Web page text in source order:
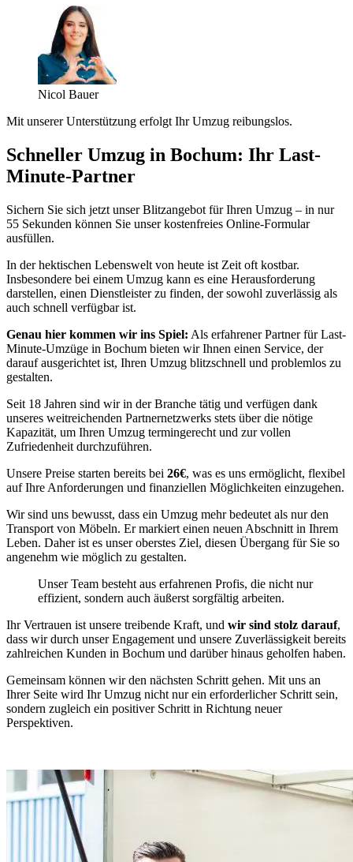
Nicol Bauer
Mit unserer Unterstützung erfolgt Ihr Umzug reibungslos.
Schneller Umzug in Bochum: Ihr Last-
Minute-Partner
Sichern Sie sich jetzt unser Blitzangebot für Ihren Umzug – in nur
55 Sekunden können Sie unser kostenfreies Online-Formular
ausfüllen.
In der hektischen Lebenswelt von heute ist Zeit oft kostbar.
Insbesondere bei einem Umzug kann es eine Herausforderung
darstellen, einen Dienstleister zu finden, der sowohl zuverlässig als
auch schnell verfügbar ist.
Genau hier kommen wir ins Spiel: Als erfahrener Partner für Last-
Minute-Umzüge in Bochum bieten wir Ihnen einen Service, der
darauf ausgerichtet ist, Ihren Umzug blitzschnell und problemlos zu
gestalten.
Seit 18 Jahren sind wir in der Branche tätig und verfügen dank
unseres weitreichenden Partnernetzwerks stets über die nötige
Kapazität, um Ihren Umzug termingerecht und zur vollen
Zufriedenheit durchzuführen.
Unsere Preise starten bereits bei 26€, was es uns ermöglicht, flexibel
auf Ihre Anforderungen und finanziellen Möglichkeiten einzugehen.
Wir sind uns bewusst, dass ein Umzug mehr bedeutet als nur den
Transport von Möbeln. Er markiert einen neuen Abschnitt in Ihrem
Leben. Daher ist es unser oberstes Ziel, diesen Übergang für Sie so
angenehm wie möglich zu gestalten.
Unser Team besteht aus erfahrenen Profis, die nicht nur
effizient, sondern auch äußerst sorgfältig arbeiten.
Ihr Vertrauen ist unsere treibende Kraft, und wir sind stolz darauf,
dass wir durch unser Engagement und unsere Zuverlässigkeit bereits
zahlreichen Kunden in Bochum und darüber hinaus geholfen haben.
Gemeinsam können wir den nächsten Schritt gehen. Mit uns an
Ihrer Seite wird Ihr Umzug nicht nur ein erforderlicher Schritt sein,
sondern zugleich ein positiver Schritt in Richtung neuer
Perspektiven.